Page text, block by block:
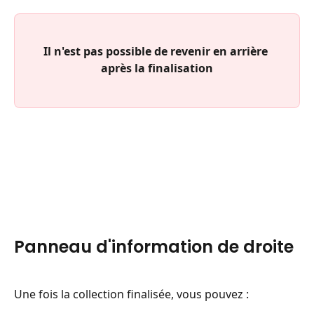
Il n'est pas possible de revenir en arrière
après la finalisation
Panneau d'information de droite
Une fois la collection finalisée, vous pouvez :